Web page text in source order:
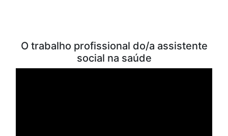
O trabalho profissional do/a assistente
social na saúde